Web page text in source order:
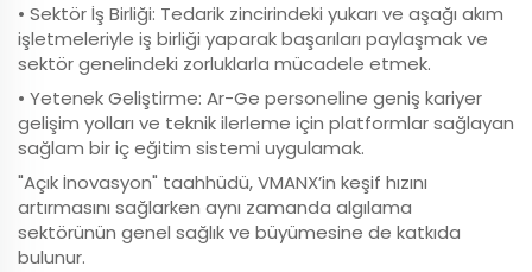
• Sektör İş Birliği: Tedarik zincirindeki yukarı ve aşağı akım
işletmeleriyle iş birliği yaparak başarıları paylaşmak ve
sektör genelindeki zorluklarla mücadele etmek.
• Yetenek Geliştirme: Ar-Ge personeline geniş kariyer
gelişim yolları ve teknik ilerleme için platformlar sağlayan
sağlam bir iç eğitim sistemi uygulamak.
"Açık İnovasyon" taahhüdü, VMANX’in keşif hızını
artırmasını sağlarken aynı zamanda algılama
sektörünün genel sağlık ve büyümesine de katkıda
bulunur.